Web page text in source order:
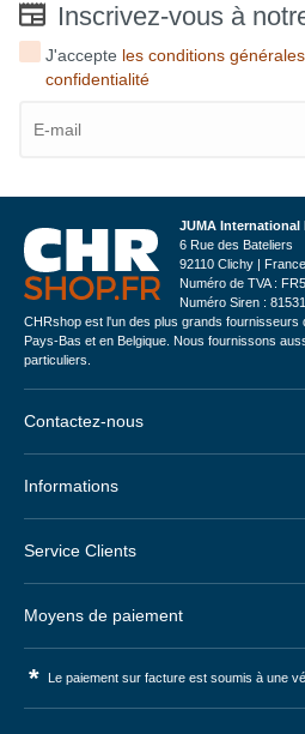
Inscrivez-vous à
J'accepte les conditions générales
confidentialité
JUMA International
6 Rue des Bateliers
92110 Clichy | France
Numéro de TVA :
Numéro Siren :
CHRshop est l'un des plus grands fournisseurs
Pays-Bas et en Belgique. Nous fournissons
particuliers.
Contactez-nous
Informations
Service Clients
Moyens de paiement
* Le paiement sur facture est soumis à une